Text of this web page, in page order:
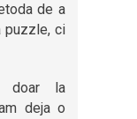
de a
puzzle, ci
doar la
deja o